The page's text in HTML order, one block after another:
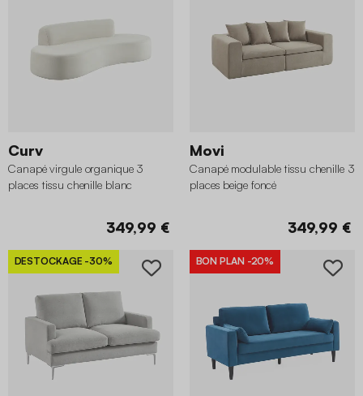
Curv
Canapé virgule organique 3
places tissu chenille blanc
349,99 €
Movi
Canapé modulable tissu chenille 3
places beige foncé
349,99 €
DESTOCKAGE -30% BON PLAN -20%